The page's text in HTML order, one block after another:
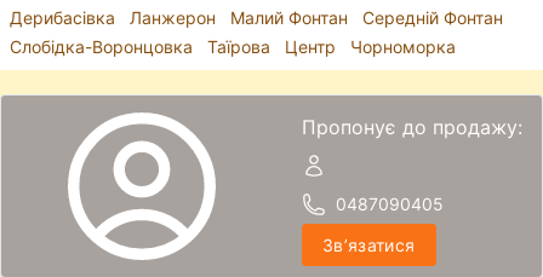
Дерибасівка
Ланжерон Малий Фонтан
Середній Фонтан
Слобідка-Воронцовка
Таїрова Центр Чорноморка
Пропонує до продажу:
0487090405
Звʼязатися